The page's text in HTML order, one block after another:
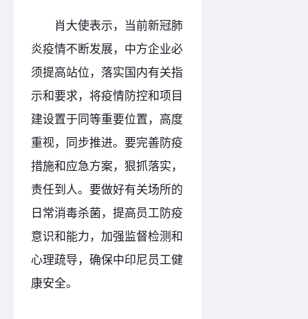
肖大使表示，当前新冠肺
炎疫情不断发展，中方企业必
须提高站位，落实国内有关指
示和要求，将疫情防控和项目
建设置于同等重要位置，高度
重视，同步推进。要完善防疫
措施和应急方案，狠抓落实，
责任到人。要做好有关场所的
日常消毒杀菌，提高员工防疫
意识和能力，加强监督检测和
心理疏导，确保中印尼员工健
康安全。